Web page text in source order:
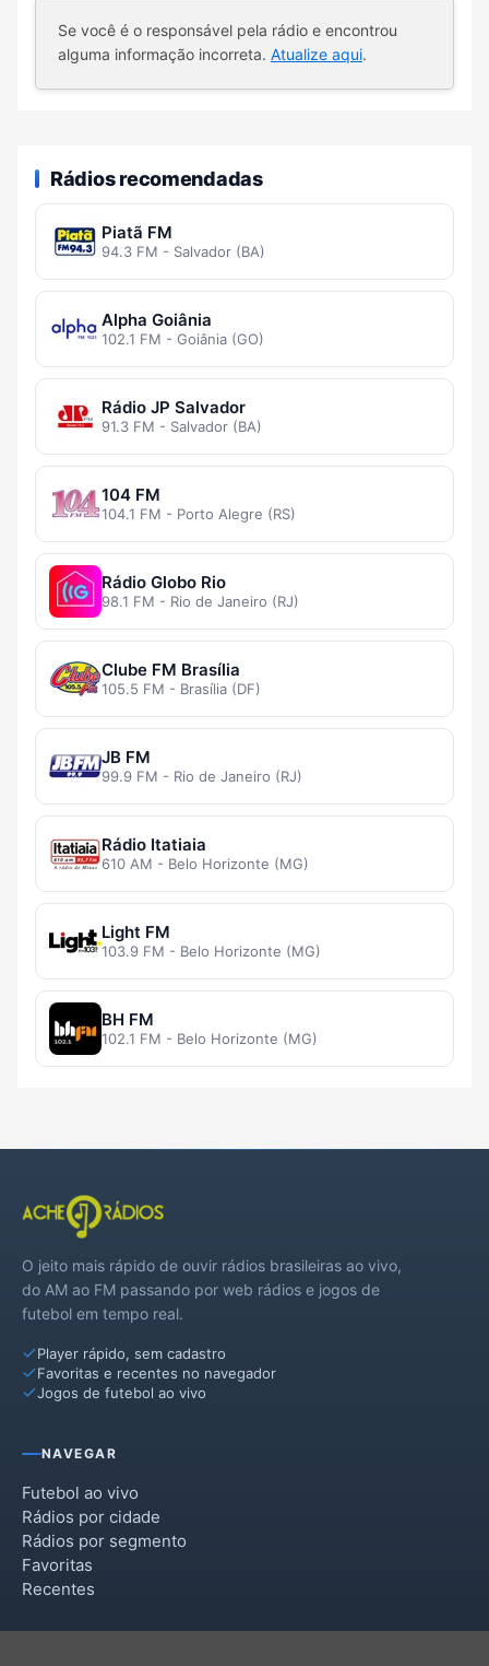
Se você é o responsável pela rádio e encontrou
alguma informação incorreta. Atualize aqui.
Rádios recomendadas
Piatã FM
94.3 FM - Salvador (BA)
Alpha Goiânia
102.1 FM - Goiânia (GO)
Rádio JP Salvador
91.3 FM - Salvador (BA)
104 FM
104.1 FM - Porto Alegre (RS)
Rádio Globo Rio
98.1 FM - Rio de Janeiro (RJ)
Clube FM Brasília
105.5 FM - Brasília (DF)
JB FM
99.9 FM - Rio de Janeiro (RJ)
Rádio Itatiaia
610 AM - Belo Horizonte (MG)
Light FM
103.9 FM - Belo Horizonte (MG)
BH FM
102.1 FM - Belo Horizonte (MG)
O jeito mais rápido de ouvir rádios brasileiras ao vivo,
do AM ao FM passando por web rádios e jogos de
futebol em tempo real.
Player rápido, sem cadastro
Favoritas e recentes no navegador
Jogos de futebol ao vivo
NAVEGAR
Futebol ao vivo
Rádios por cidade
Rádios por segmento
Favoritas
Recentes